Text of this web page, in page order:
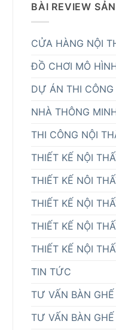
BÀI REVIEW
CỬA HÀNG NỘI
ĐỒ CHƠI MÔ
DỰ ÁN THI CÔNG
NHÀ THÔNG
THI CÔNG NỘI
THIẾT KẾ NỘI
THIẾT KẾ NÔI
THIẾT KẾ NỘI
THIẾT KẾ NỘI
THIẾT KẾ NỘI
TIN TỨC
TƯ VẤN BÀN
TƯ VẤN BÀN